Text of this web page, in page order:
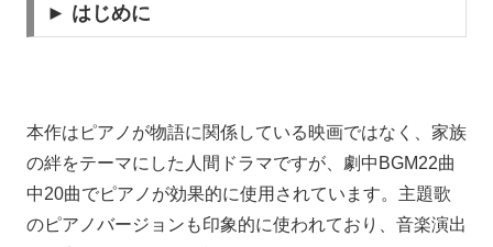
► はじめに
本作はピアノが物語に関係している映画ではなく、家族
の絆をテーマにした人間ドラマですが、劇中BGM22曲
中20曲でピアノが効果的に使用されています。主題歌
のピアノバージョンも印象的に使われており、音楽演出